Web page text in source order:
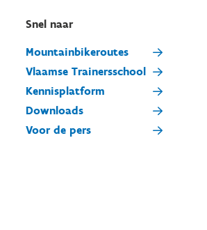
Snel naar
Mountainbikeroutes
Vlaamse Trainersschool
Kennisplatform
Downloads
Voor de pers